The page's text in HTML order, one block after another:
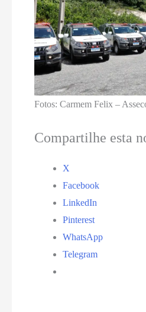
Fotos: Carmem Felix –
Compartilhe esta
X
Facebook
LinkedIn
Pinterest
WhatsApp
Telegram